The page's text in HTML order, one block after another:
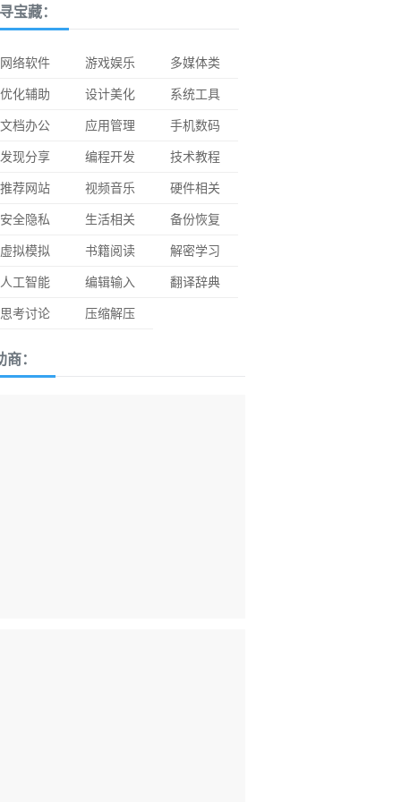
宝藏：
网络软件 游戏娱乐
多媒体类
优化辅助
设计美化
系统工具
文档办公
应用管理
手机数码
发现分享
编程开发
技术教程
推荐网站
视频音乐
硬件相关
安全隐私
生活相关
备份恢复
虚拟模拟
书籍阅读
解密学习
人工智能
编辑输入
翻译辞典
思考讨论
压缩解压
商：